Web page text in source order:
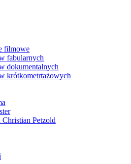
filmowe
fabularnych
dokumentalnych
krótkometrtażowych
Petzold